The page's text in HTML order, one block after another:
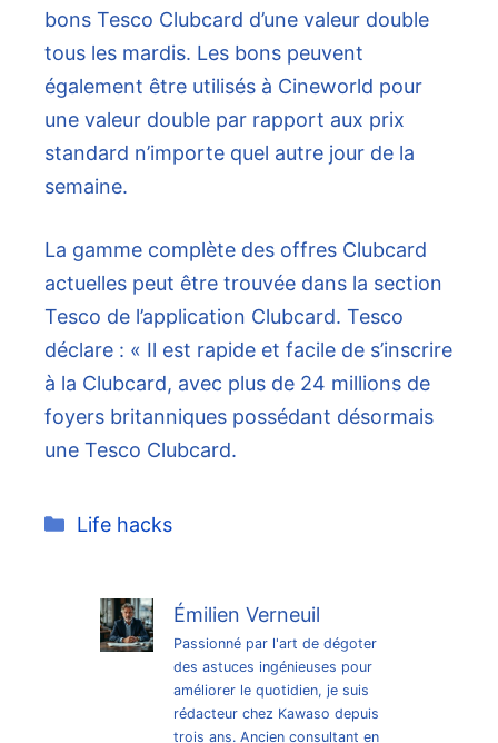
bons Tesco Clubcard d’une valeur double
tous les mardis. Les bons peuvent
également être utilisés à Cineworld pour
une valeur double par rapport aux prix
standard n’importe quel autre jour de la
semaine.
La gamme complète des offres Clubcard
actuelles peut être trouvée dans la section
Tesco de l’application Clubcard. Tesco
déclare : « Il est rapide et facile de s’inscrire
à la Clubcard, avec plus de 24 millions de
foyers britanniques possédant désormais
une Tesco Clubcard.
Catégories
Life hacks
Émilien Verneuil
Passionné par l'art de dégoter
des astuces ingénieuses pour
améliorer le quotidien, je suis
rédacteur chez Kawaso depuis
trois ans. Ancien consultant en